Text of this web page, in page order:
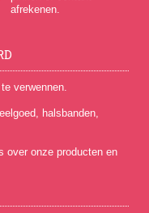
afrekenen.
verwennen.
halsbanden,
over onze producten en